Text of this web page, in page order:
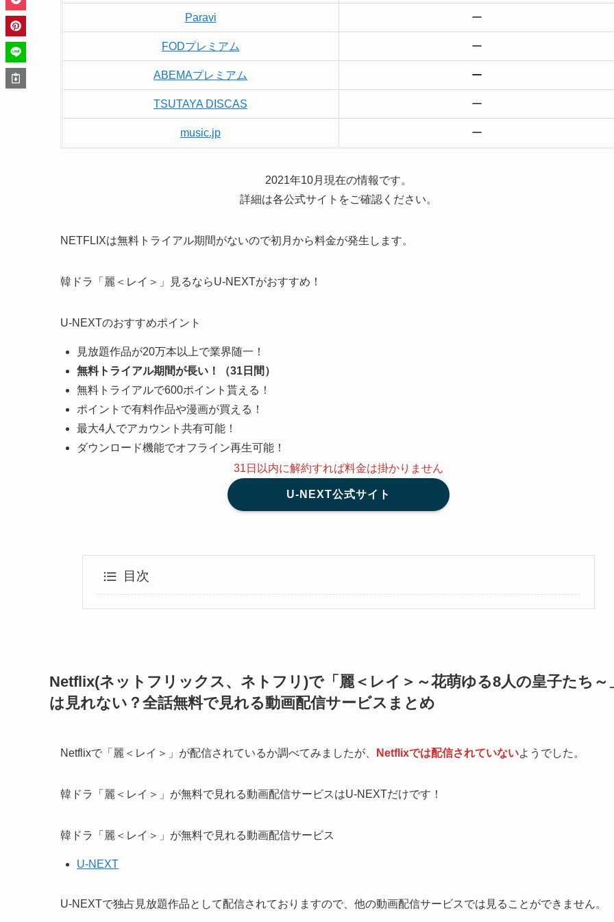
Paravi ー
FODプレミアム ー
ABEMAプレミアム ー
TSUTAYA DISCAS ー
music.jp ー
2021年10月現在の情報です。
詳細は各公式サイトをご確認ください。
NETFLIXは無料トライアル期間がないので初月から料金が発生します。
韓ドラ「麗＜レイ＞」見るならU-NEXTがおすすめ！
U-NEXTのおすすめポイント
見放題作品が20万本以上で業界随一！
無料トライアル期間が長い！（31日間）
無料トライアルで600ポイント貰える！
ポイントで有料作品や漫画が買える！
最大4人でアカウント共有可能！
ダウンロード機能でオフライン再生可能！
31日以内に解約すれば料金は掛かりません
U-NEXT公式サイト
目次
Netflix(ネットフリックス、ネトフリ)で「麗＜レイ＞～花萌ゆる8人の皇子たち～
は見れない？全話無料で見れる動画配信サービスまとめ
Netflixで「麗＜レイ＞」が配信されているか調べてみましたが、 Netflixでは配信されていないようでした。
韓ドラ「麗＜レイ＞」が無料で見れる動画配信サービスはU-NEXTだけです！
韓ドラ「麗＜レイ＞」が無料で見れる動画配信サービス
U-NEXT
U-NEXTで独占見放題作品として配信されておりますので、他の動画配信サービスでは見ることができません。